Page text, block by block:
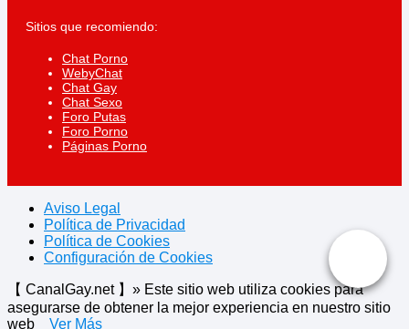
Sitios que recomiendo:
Chat Porno
WebyChat
Chat Gay
Chat Sexo
Foro Putas
Foro Porno
Páginas Porno
Aviso Legal
Política de Privacidad
Política de Cookies
Configuración de Cookies
【 CanalGay.net 】» Este sitio web utiliza cookies para
asegurarse de obtener la mejor experiencia en nuestro sitio
web Ver Más